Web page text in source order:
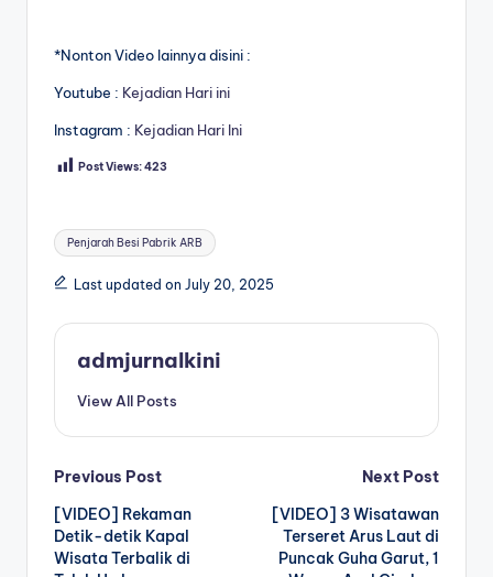
*Nonton Video lainnya disini :
Youtube : Kejadian Hari ini
Instagram : Kejadian Hari Ini
Post Views:423
Tags:
Penjarah Besi Pabrik ARB
Last updated on July 20, 2025
admjurnalkini
View All Posts
Post
navigation
Previous Post
[VIDEO] Rekaman
Detik-detik Kapal
Wisata Terbalik di
Next Post
[VIDEO] 3 Wisatawan
Terseret Arus Laut di
Puncak Guha Garut, 1